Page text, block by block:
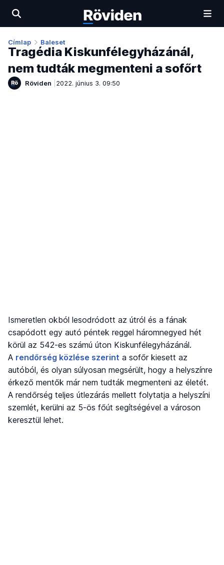
Címlap Baleset
Tragédia Kiskunfélegyházánál,
nem tudták megmenteni a sofőrt
Röviden 2022. június 3. 09:50
Ismeretlen okból lesodródott az útról és a fának
csapódott egy autó péntek reggel háromnegyed hét
körül az 542-es számú úton Kiskunfélegyházánál.
A rendőrség közlése szerint a sofőr kiesett az
autóból, és olyan súlyosan megsérült, hogy a helyszínre
érkező mentők már nem tudták megmenteni az életét.
A rendőrség teljes útlezárás mellett folytatja a helyszíni
szemlét, kerülni az 5-ös főút segítségével a városon
keresztül lehet.